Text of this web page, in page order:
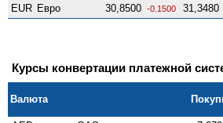
EUR Евро 30,8500 -0.1500 31,3480
Курсы конвертации платежной
Валюта